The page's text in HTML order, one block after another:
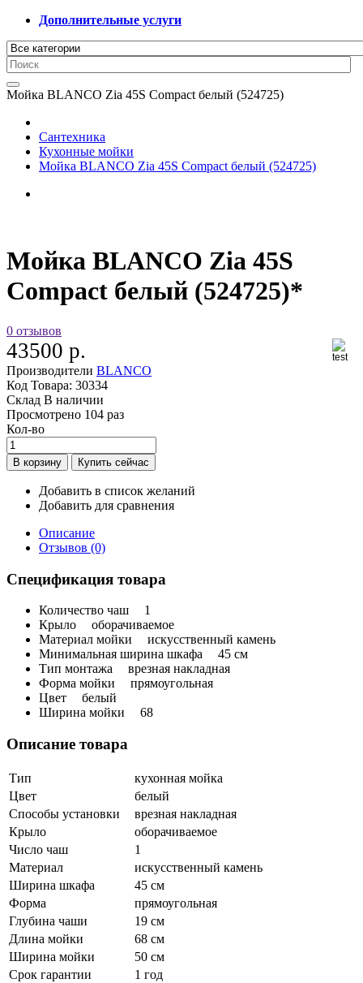
Дополнительные услуги
Мойка BLANCO Zia 45S Compact белый (524725)
Сантехника
Кухонные мойки
Мойка BLANCO Zia 45S Compact белый (524725)
Мойка BLANCO Zia 45S
Compact белый (524725)*
0 отзывов
43500 р.
Производители BLANCO
Код Товара: 30334
Склад В наличии
Просмотрено 104 раз
Кол-во
Добавить в список желаний
Добавить для сравнения
Описание
Отзывов (0)
Спецификация товара
Количество чаш
1
Крыло
оборачиваемое
Материал мойки
искусственный камень
Минимальная ширина шкафа
45 см
Тип монтажа
врезная накладная
Форма мойки
прямоугольная
Цвет
белый
Ширина мойки
68
Описание товара
Тип
кухонная мойка
Цвет
белый
Способы установки
врезная накладная
Крыло
оборачиваемое
Число чаш
1
Материал
искусственный камень
Ширина шкафа
45 см
Форма
прямоугольная
Глубина чаши
19 см
Длина мойки
68 см
Ширина мойки
50 см
Срок гарантии
1 год